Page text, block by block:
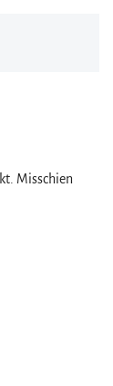
Misschien